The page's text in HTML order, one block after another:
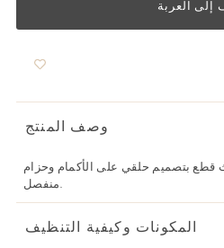
وصف المنتج
قطع بتصميم حلقي على الأكمام وحزام
منفصل.
المكونات وكيفية التنظيف